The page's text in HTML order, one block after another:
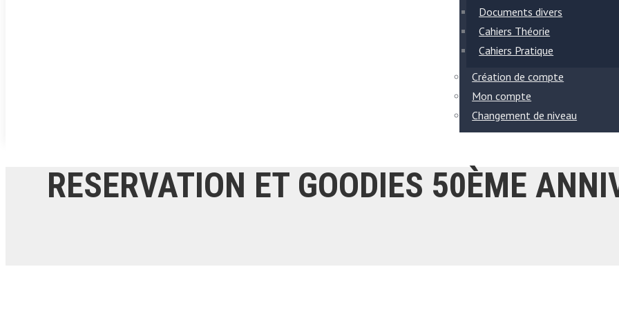
Documents divers
Cahiers Théorie
Cahiers Pratique
Création de compte
Mon compte
Changement de niveau
RESERVATION ET GOODIES 50ÈME